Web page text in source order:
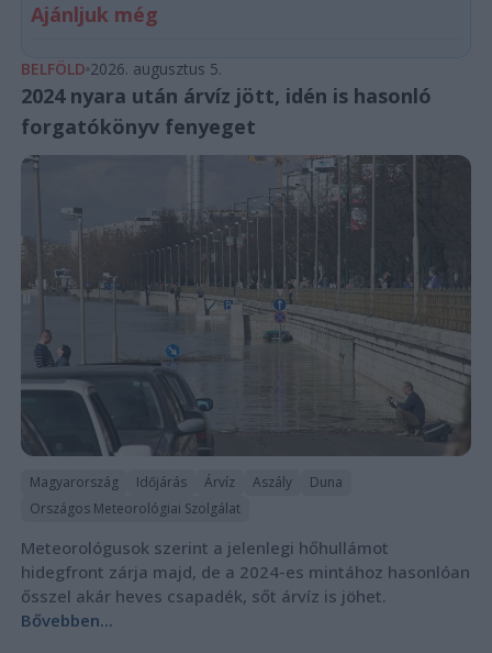
Ajánljuk még
BELFÖLD 2026. augusztus 5.
2024 nyara után árvíz jött, idén is hasonló
forgatókönyv fenyeget
Magyarország Időjárás Árvíz Aszály
Duna
Országos Meteorológiai Szolgálat
Meteorológusok szerint a jelenlegi hőhullámot
hidegfront zárja majd, de a 2024-es mintához hasonlóan
ősszel akár heves csapadék, sőt árvíz is jöhet.
Bővebben...